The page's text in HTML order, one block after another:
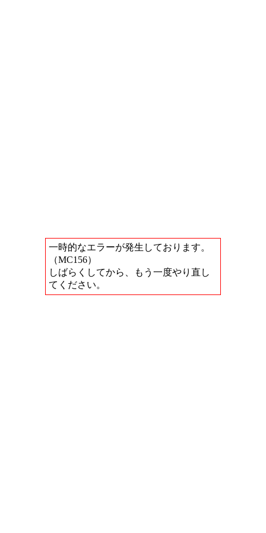
一時的なエラーが発生しております。
（MC156）
しばらくしてから、もう一度やり直し
てください。